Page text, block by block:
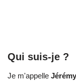
Qui suis-je ?
Je m'appelle Jérémy